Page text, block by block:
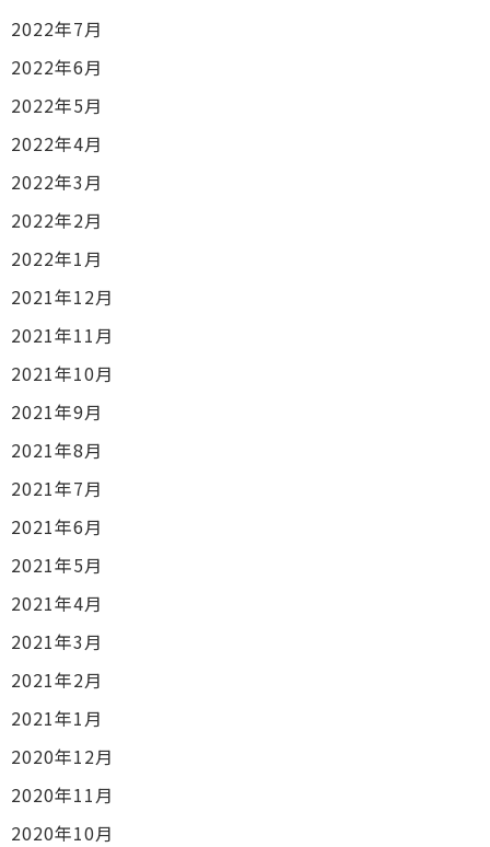
2022年7月
2022年6月
2022年5月
2022年4月
2022年3月
2022年2月
2022年1月
2021年12月
2021年11月
2021年10月
2021年9月
2021年8月
2021年7月
2021年6月
2021年5月
2021年4月
2021年3月
2021年2月
2021年1月
2020年12月
2020年11月
2020年10月